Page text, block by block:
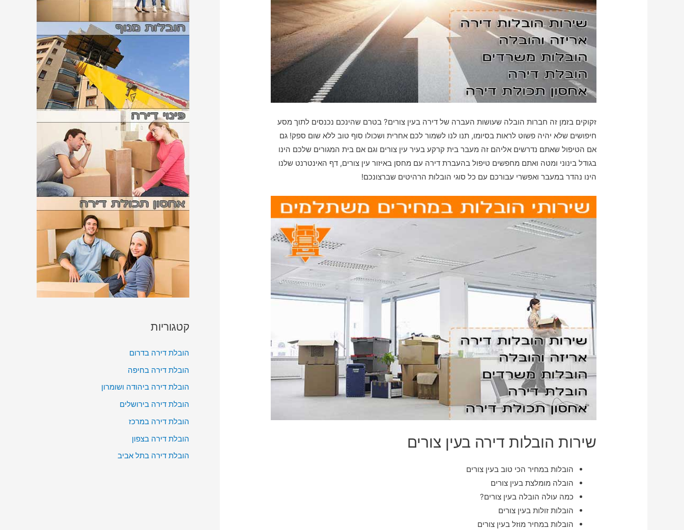
זקוקים בזמן זה חברות הובלה שעושות העברה של דירה בעין צורים? בטרם שהינכם נכנסים לתוך מסע
חיפושים שלא יהיה פשוט לראות בסיומו, תנו לנו לשמור לכם אחרית ושכולו סוף טוב ללא שום ספק! גם
אם הטיפול שאתם נדרשים אליהם זה מעבר בית קרקע בעיר עין צורים וגם אם בית המגורים שלכם הינו
בגודל בינוני ומטה ואתם מחפשים טיפול בהעברת דירה עם מחסן באיזור עין צורים, דף האינטרנט שלנו
הינו נהדר במעבר ואפשרי עבורכם עם כל סוגי הובלות הרהיטים שברצונכם!
שירות הובלות דירה בעין צורים
הובלות במחיר הכי טוב בעין צורים
הובלה מומלצת בעין צורים
כמה עולה הובלה בעין צורים?
הובלות זולות בעין צורים
הובלות במחיר מוזל בעין צורים
קטגוריות
הובלת דירה בדרום
הובלת דירה בחיפה
הובלת דירה ביהודה ושומרון
הובלת דירה בירושלים
הובלת דירה במרכז
הובלת דירה בצפון
הובלת דירה בתל אביב